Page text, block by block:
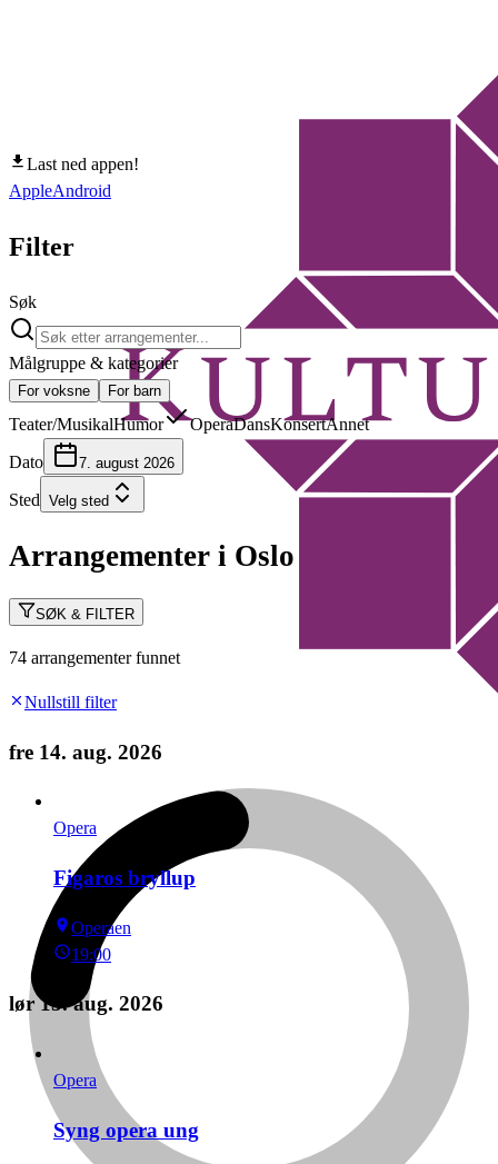
Last ned appen!
AppleAndroid
Filter
Søk
Målgruppe & kategorier
For voksne For barn
Teater/MusikalHumor OperaDansKonsertAnnet
Dato
7. august 2026
Sted Velg sted
Arrangementer i Oslo
SØK & FILTER
74 arrangementer funnet
Nullstill filter
fre 14. aug. 2026
Opera
Figaros bryllup
Operaen
19:00
lør 15. aug. 2026
Opera
Syng opera ung